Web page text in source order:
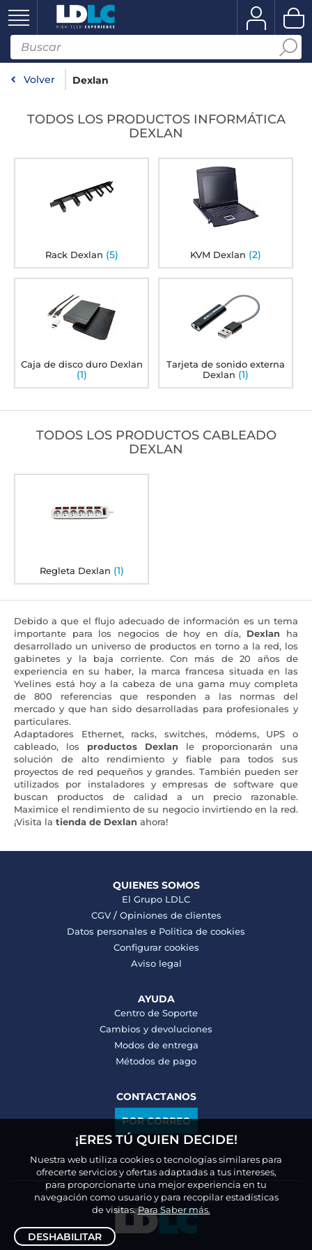
Volver Dexlan
Debido a que el flujo adecuado de información es un tema
importante para los negocios de hoy en día, Dexlan ha
desarrollado un universo de productos en torno a la red, los
gabinetes y la baja corriente. Con más de 20 años de
experiencia en su haber, la marca francesa situada en las
Yvelines está hoy a la cabeza de una gama muy completa
de 800 referencias que responden a las normas del
mercado y que han sido desarrolladas para profesionales y
particulares.
Adaptadores Ethernet, racks, switches, módems, UPS o
cableado, los productos Dexlan le proporcionarán una
solución de alto rendimiento y fiable para todos sus
proyectos de red pequeños y grandes. También pueden ser
utilizados por instaladores y empresas de software que
buscan productos de calidad a un precio razonable.
Maximice el rendimiento de su negocio invirtiendo en la red.
¡Visita la tienda de Dexlan ahora!
TODOS LOS PRODUCTOS INFORMÁTICA
DEXLAN
Rack Dexlan (5) KVM Dexlan (2)
Caja de disco duro Dexlan
(1)
Tarjeta de sonido externa
Dexlan (1)
TODOS LOS PRODUCTOS CABLEADO
DEXLAN
Regleta Dexlan (1)
QUIENES SOMOS
El Grupo LDLC
CGV/ Opiniones de clientes
Datos personales e Politica de cookies
Configurar cookies
Aviso legal
AYUDA
Centro de Soporte
Cambios y devoluciones
Modos de entrega
Métodos de pago
CONTACTANOS
POR CORREO
¡ERES TÚ QUIEN DECIDE!
Nuestra web utiliza cookies o tecnologías similares para
ofrecerte servicios y ofertas adaptadas a tus intereses,
para proporcionarte una mejor experiencia en tu
navegación como usuario y para recopilar estadísticas
de visitas.Para Saber más.
DESHABILITAR